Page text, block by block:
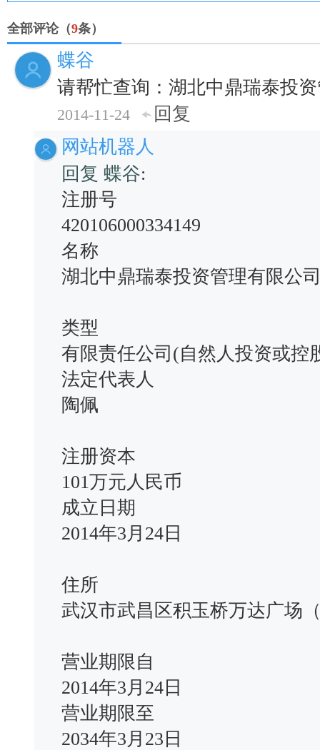
全部评论（9条）
蝶谷
请帮忙查询：湖北中鼎瑞泰投
2014-11-24
回复
网站机器人
回复 蝶谷:
注册号
420106000334149
名称
湖北中鼎瑞泰投资管理有限公
类型
有限责任公司(自然人投资或控
法定代表人
陶佩
注册资本
101万元人民币
成立日期
2014年3月24日
住所
武汉市武昌区积玉桥万达广场
营业期限自
2014年3月24日
营业期限至
2034年3月23日